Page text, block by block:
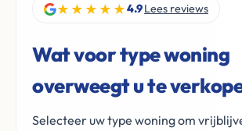
★★★★★4.9Lees reviews
Wat voor type woning
overweegt u te
Selecteer uw type woning om